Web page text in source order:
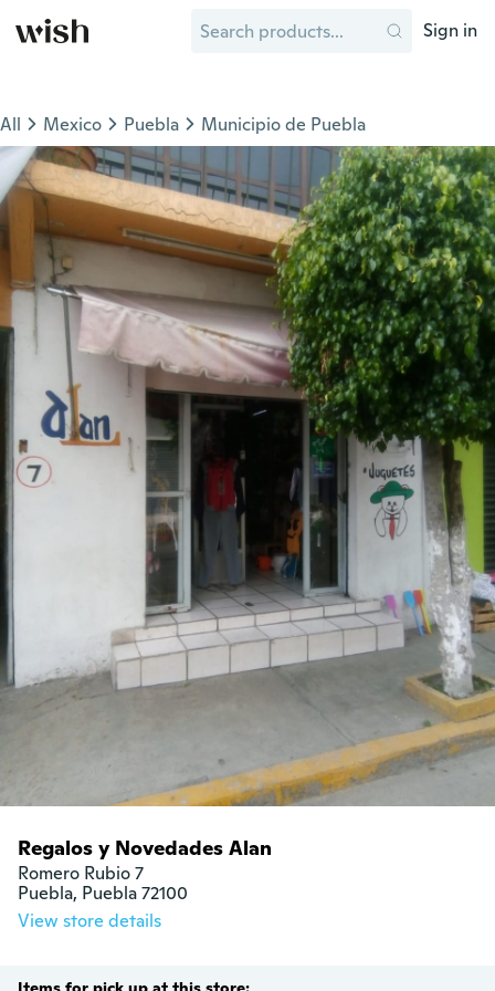
Sign in
All Mexico Puebla Municipio de Puebla
Regalos y Novedades Alan
Romero Rubio 7
Puebla, Puebla 72100
View store details